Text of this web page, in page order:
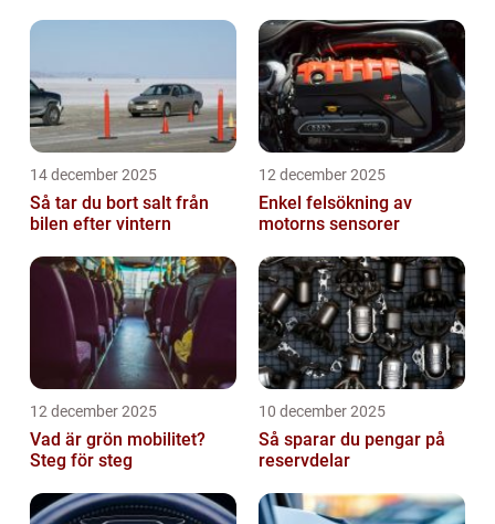
14 december 2025
Så tar du bort salt från
bilen efter vintern
12 december 2025
Enkel felsökning av
motorns sensorer
12 december 2025
Vad är grön mobilitet?
Steg för steg
10 december 2025
Så sparar du pengar på
reservdelar